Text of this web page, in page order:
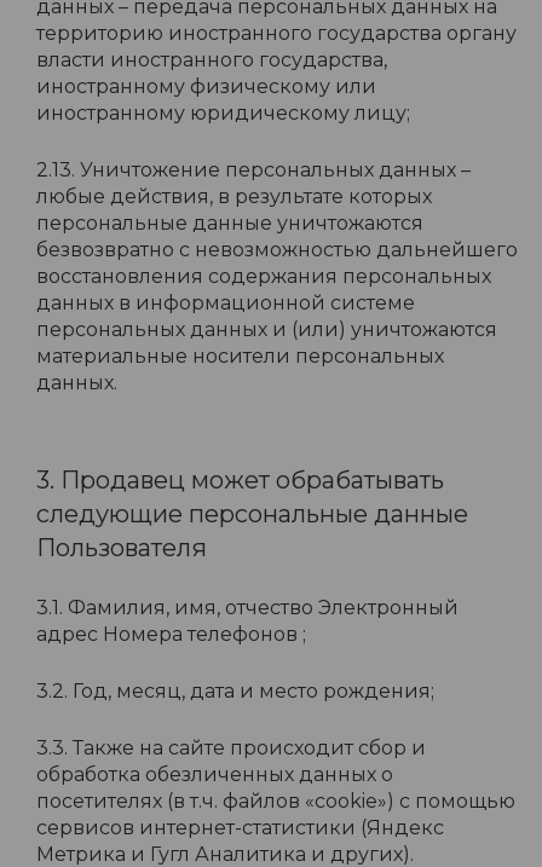
данных – передача персональных данных на
территорию иностранного государства органу
власти иностранного государства,
иностранному физическому или
иностранному юридическому лицу;
2.13. Уничтожение персональных данных –
любые действия, в результате которых
персональные данные уничтожаются
безвозвратно с невозможностью дальнейшего
восстановления содержания персональных
данных в информационной системе
персональных данных и (или) уничтожаются
материальные носители персональных
данных.
3. Продавец может обрабатывать
следующие персональные данные
Пользователя
3.1. Фамилия, имя, отчество Электронный
адрес Номера телефонов ;
3.2. Год, месяц, дата и место рождения;
3.3. Также на сайте происходит сбор и
обработка обезличенных данных о
посетителях (в т.ч. файлов «cookie») с помощью
сервисов интернет-статистики (Яндекс
Метрика и Гугл Аналитика и других).